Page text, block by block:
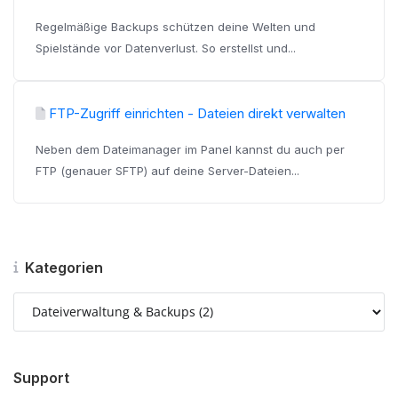
Kategorien
Support
Regelmäßige Backups schützen deine Welten und
Spielstände vor Datenverlust. So erstellst und...
FTP-Zugriff einrichten - Dateien direkt verwalten
Neben dem Dateimanager im Panel kannst du auch per
FTP (genauer SFTP) auf deine Server-Dateien...